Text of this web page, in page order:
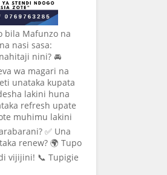
bila Mafunzo na
nasi sasa:
nini? 🚘
wa magari na
unataka kupata
lakini huna
refresh upate
muhimu lakini
✅ Una
renew? 🌍 Tupo
vijijini! 📞 Tupigie